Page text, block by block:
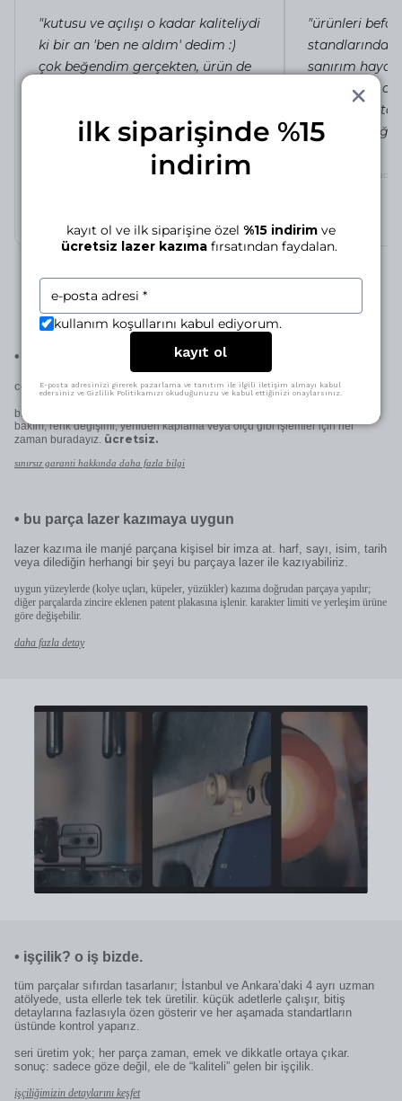
"kutusu ve açılışı o kadar kaliteliydi
ki bir an 'ben ne aldım' dedim :)
çok beğendim gerçekten, ürün de
merve d.
the kiss kolye
4 gün önce
"ürünleri
standlarında
sanırım
güzel kolye
pakete, toz
özen verildiği
silhouette of a lady
• bu parçanın bakımını nasıl yaparım?
cevap basit:yapmazsın.
biz hallederiz. tüm parçalarımız, ömür boyu sınırsız garantimiz altında. tamir,
bakım, renk değişimi, yeniden kaplama veya ölçü gibi işlemler için her
zaman buradayız. ücretsiz.
sınırsız garanti hakkında daha fazla bilgi
• bu parça lazer kazımaya uygun
lazer kazıma ile manjé parçana kişisel bir imza at. harf, sayı, isim, tarih
veya dilediğin herhangi bir şeyi bu parçaya lazer ile kazıyabiliriz.
uygun yüzeylerde (kolye uçları, küpeler, yüzükler) kazıma doğrudan parçaya yapılır;
diğer parçalarda zincire eklenen patent plakasına işlenir. karakter limiti ve yerleşim ürüne
göre değişebilir.
daha fazla detay
• işçilik? o iş bizde.
tüm parçalar sıfırdan tasarlanır; İstanbul ve Ankara’daki 4 ayrı uzman
atölyede, usta ellerle tek tek üretilir. küçük adetlerle çalışır, bitiş
detaylarına fazlasıyla özen gösterir ve her aşamada standartların
üstünde kontrol yaparız.
seri üretim yok; her parça zaman, emek ve dikkatle ortaya çıkar.
sonuç: sadece göze değil, ele de “kaliteli” gelen bir işçilik.
işçiliğimizin detaylarını keşfet
ilk siparişinde %15
indirim
kayıt ol ve ilk siparişine özel %15 indirim ve
ücretsiz lazer kazıma fırsatından faydalan.
kullanım koşullarını kabul ediyorum.
kayıt ol
E-posta adresinizi girerek pazarlama ve tanıtım ile ilgili iletişim almayı kabul
edersiniz ve Gizlilik Politikamızı okuduğunuzu ve kabul ettiğinizi onaylarsınız.